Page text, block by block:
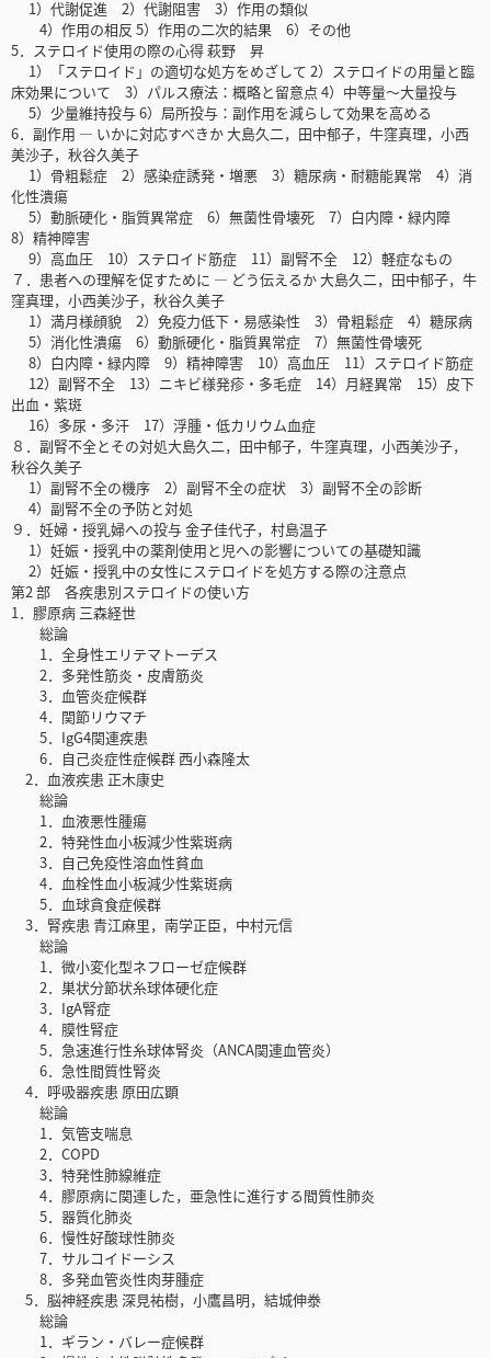
1）代謝促進 2）代謝阻害 3）作用の類似
4）作用の相反 5）作用の二次的結果 6）その他
5．ステロイド使用の際の心得 萩野 昇
1）「ステロイド」の適切な処方をめざして 2）ステロイドの用量と臨
床効果について 3）パルス療法：概略と留意点 4）中等量〜大量投与
5）少量維持投与 6）局所投与：副作用を減らして効果を高める
6．副作用 ― いかに対応すべきか 大島久二，田中郁子，牛窪真理，小西
美沙子，秋谷久美子
1）骨粗鬆症 2）感染症誘発・増悪 3）糖尿病・耐糖能異常 4）消
化性潰瘍
5）動脈硬化・脂質異常症 6）無菌性骨壊死 7）白内障・緑内障
8）精神障害
9）高血圧 10）ステロイド筋症 11）副腎不全 12）軽症なもの
７．患者への理解を促すために ― どう伝えるか 大島久二，田中郁子，牛
窪真理，小西美沙子，秋谷久美子
1）満月様顔貌 2）免疫力低下・易感染性 3）骨粗鬆症 4）糖尿病
5）消化性潰瘍 6）動脈硬化・脂質異常症 7）無菌性骨壊死
8）白内障・緑内障 9）精神障害 10）高血圧 11）ステロイド筋症
12）副腎不全 13）ニキビ様発疹・多毛症 14）月経異常 15）皮下
出血・紫斑
16）多尿・多汗 17）浮腫・低カリウム血症
８．副腎不全とその対処大島久二，田中郁子，牛窪真理，小西美沙子，
秋谷久美子
1）副腎不全の機序 2）副腎不全の症状 3）副腎不全の診断
4）副腎不全の予防と対処
９．妊婦・授乳婦への投与 金子佳代子，村島温子
1）妊娠・授乳中の薬剤使用と児への影響についての基礎知識
2）妊娠・授乳中の女性にステロイドを処方する際の注意点
第2 部 各疾患別ステロイドの使い方
1．膠原病 三森経世
総論
1．全身性エリテマトーデス
2．多発性筋炎・皮膚筋炎
3．血管炎症候群
4．関節リウマチ
5．IgG4関連疾患
6．自己炎症性症候群 西小森隆太
2．血液疾患 正木康史
総論
1．血液悪性腫瘍
2．特発性血小板減少性紫斑病
3．自己免疫性溶血性貧血
4．血栓性血小板減少性紫斑病
5．血球貪食症候群
3．腎疾患 青江麻里，南学正臣，中村元信
総論
1．微小変化型ネフローゼ症候群
2．巣状分節状糸球体硬化症
3．IgA腎症
4．膜性腎症
5．急速進行性糸球体腎炎（ANCA関連血管炎）
6．急性間質性腎炎
4．呼吸器疾患 原田広顕
総論
1．気管支喘息
2．COPD
3．特発性肺線維症
4．膠原病に関連した，亜急性に進行する間質性肺炎
5．器質化肺炎
6．慢性好酸球性肺炎
7．サルコイドーシス
8．多発血管炎性肉芽腫症
5．脳神経疾患 深見祐樹，小鷹昌明，結城伸𣳾
総論
1．ギラン・バレー症候群